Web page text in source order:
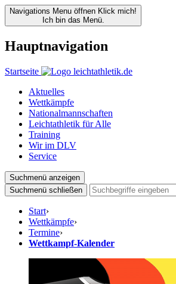
Navigations Menu öffnen Klick mich!
Ich bin das Menü.
Hauptnavigation
Startseite
Aktuelles
Wettkämpfe
Nationalmannschaften
Leichtathletik für Alle
Training
Wir im DLV
Service
Suchmenü anzeigen
Suchmenü schließen
Start›
Wettkämpfe›
Termine›
Wettkampf-Kalender